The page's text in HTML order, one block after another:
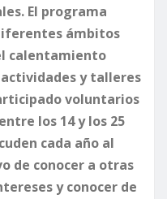
El programa
ámbitos
calentamiento
y talleres
voluntarios
los 14 y los 25
cada año al
de conocer a otras
y conocer de